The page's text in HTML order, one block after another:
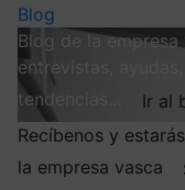
Blog
Blog de la empresa
entrevistas,
tendencias…
Ir al
Recíbenos y
la empresa vasca